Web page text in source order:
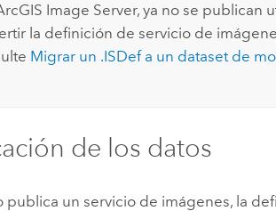
Image Server, ya no se publican
la definición de servicio de
Migrar un .ISDef a un dataset de
de los datos
publica un servicio de imágenes, la